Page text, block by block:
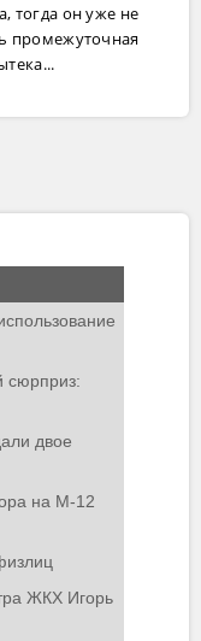
тогда он уже не
промежуточная